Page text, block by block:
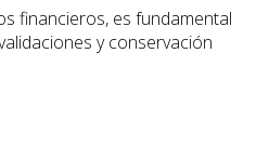
financieros, es fundamental
y conservación